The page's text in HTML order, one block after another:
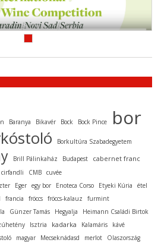
Baranya Bikavér Bock Bock Pince bor
Borkultúra Szabadegyetem
Brill Pálinkaház Budapest cabernet franc
cirfandli CMB cuvée
Eger egy bor Enoteca Corso Etyeki Kúria
étel
francia fröccs fröccs-kalauz furmint
Günzer Tamás Hegyalja
Heimann Családi Birtok
Isztria kadarka Kalamáris
kávé
magyar Mecseknádasd merlot Olaszország